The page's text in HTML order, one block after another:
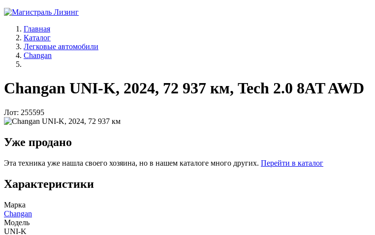
Главная
Каталог
Легковые автомобили
Changan
Changan UNI-K, 2024, 72 937 км, Tech 2.0 8AT AWD
Лот: 255595
Уже продано
Эта техника уже нашла своего хозяина, но в нашем каталоге много других. Перейти в каталог
Характеристики
Марка
Changan
Модель
UNI-K